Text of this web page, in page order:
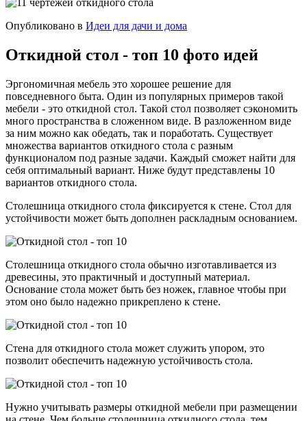
Опубликовано в Идеи для дачи и дома
Откидной стол - топ 10 фото идей
Эргономичная мебель это хорошее решение для
повседневного быта. Один из популярных примеров такой
мебели - это откидной стол. Такой стол позволяет сэкономить
много пространства в сложенном виде. В разложенном виде
за ним можно как обедать, так и поработать. Существует
множества вариантов откидного стола с разным
функционалом под разные задачи. Каждый сможет найти для
себя оптимальный вариант. Ниже будут представлены 10
вариантов откидного стола.
Столешница откидного стола фиксируется к стене. Стол для
устойчивости может быть дополнен раскладным основанием.
Столешница откидного стола обычно изготавливается из
древесины, это практичный и доступный материал.
Основание стола может быть без ножек, главное чтобы при
этом оно было надежно прикреплено к стене.
Стена для откидного стола может служить упором, это
позволит обеспечить надежную устойчивость стола.
Нужно учитывать размеры откидной мебели при размещении